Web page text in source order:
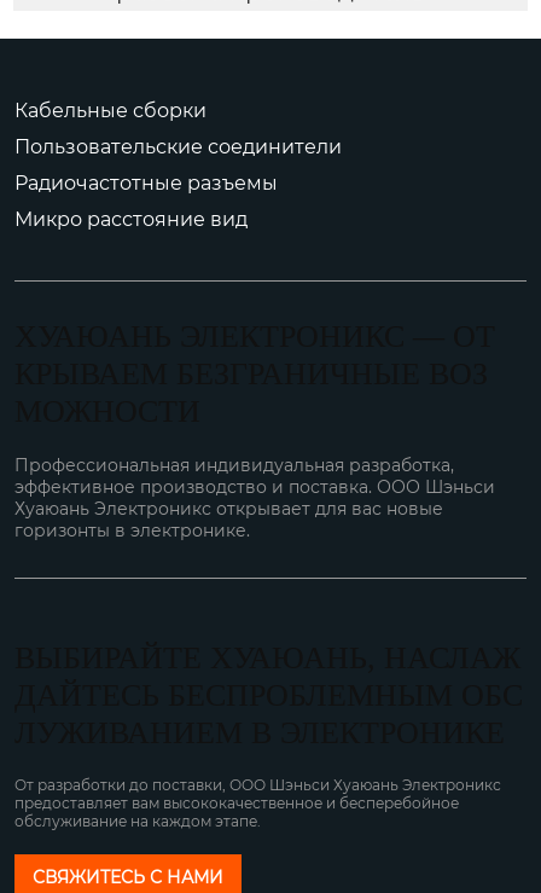
Кабельные сборки
Пользовательские соединители
Радиочастотные разъемы
Микро расстояние вид
Профессиональная индивидуальная разработка,
эффективное производство и поставка. ООО Шэньси
Хуаюань Электроникс открывает для вас новые
горизонты в электронике.
От разработки до поставки, ООО Шэньси Хуаюань Электроникс
предоставляет вам высококачественное и бесперебойное
обслуживание на каждом этапе.
СВЯЖИТЕСЬ С НАМИ